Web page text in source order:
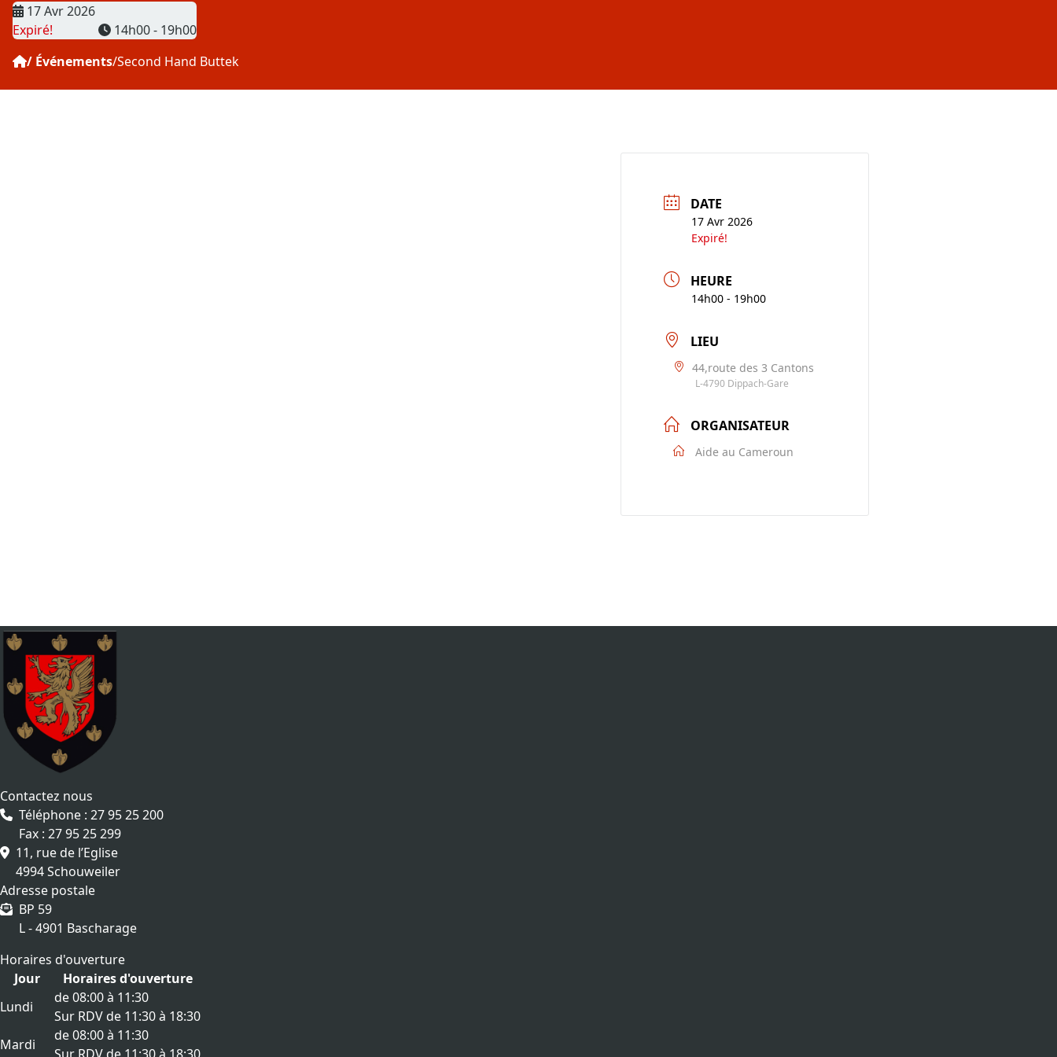
Date
17 Avr 2026
Expiré!
Heure
14h00 - 19h00
Événements Second Hand Buttek
DATE
17 Avr 2026
Expiré!
HEURE
14h00 - 19h00
LIEU
44,route des 3 Cantons
L-4790 Dippach-Gare
ORGANISATEUR
Aide au Cameroun
Contactez nous
Téléphone : 27 95 25 200
Fax : 27 95 25 299
11, rue de l’Eglise
4994 Schouweiler
Adresse postale
BP 59
L - 4901 Bascharage
Horaires d'ouverture
Jour
Horaires d'ouverture
Lundi
de 08:00 à 11:30
Sur RDV de 11:30 à 18:30
Mardi
de 08:00 à 11:30